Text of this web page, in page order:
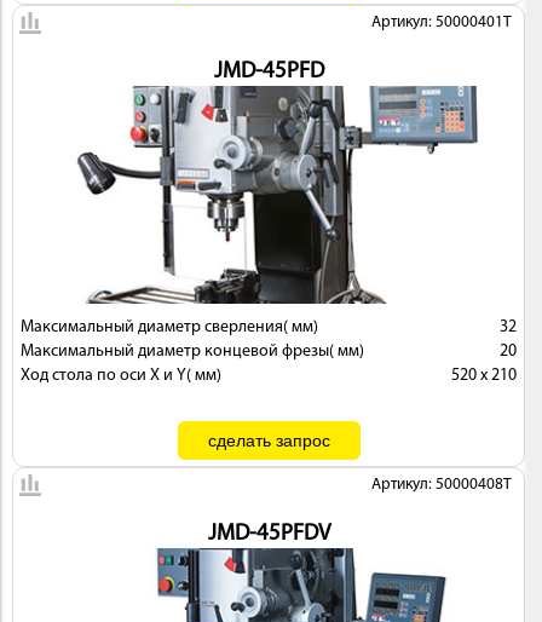
Артикул: 50000401T
JMD-45PFD
Максимальный диаметр сверления( мм)
32
Максимальный диаметр концевой фрезы( мм)
20
Ход стола по оси X и Y( мм)
520 x 210
Артикул: 50000408T
JMD-45PFDV